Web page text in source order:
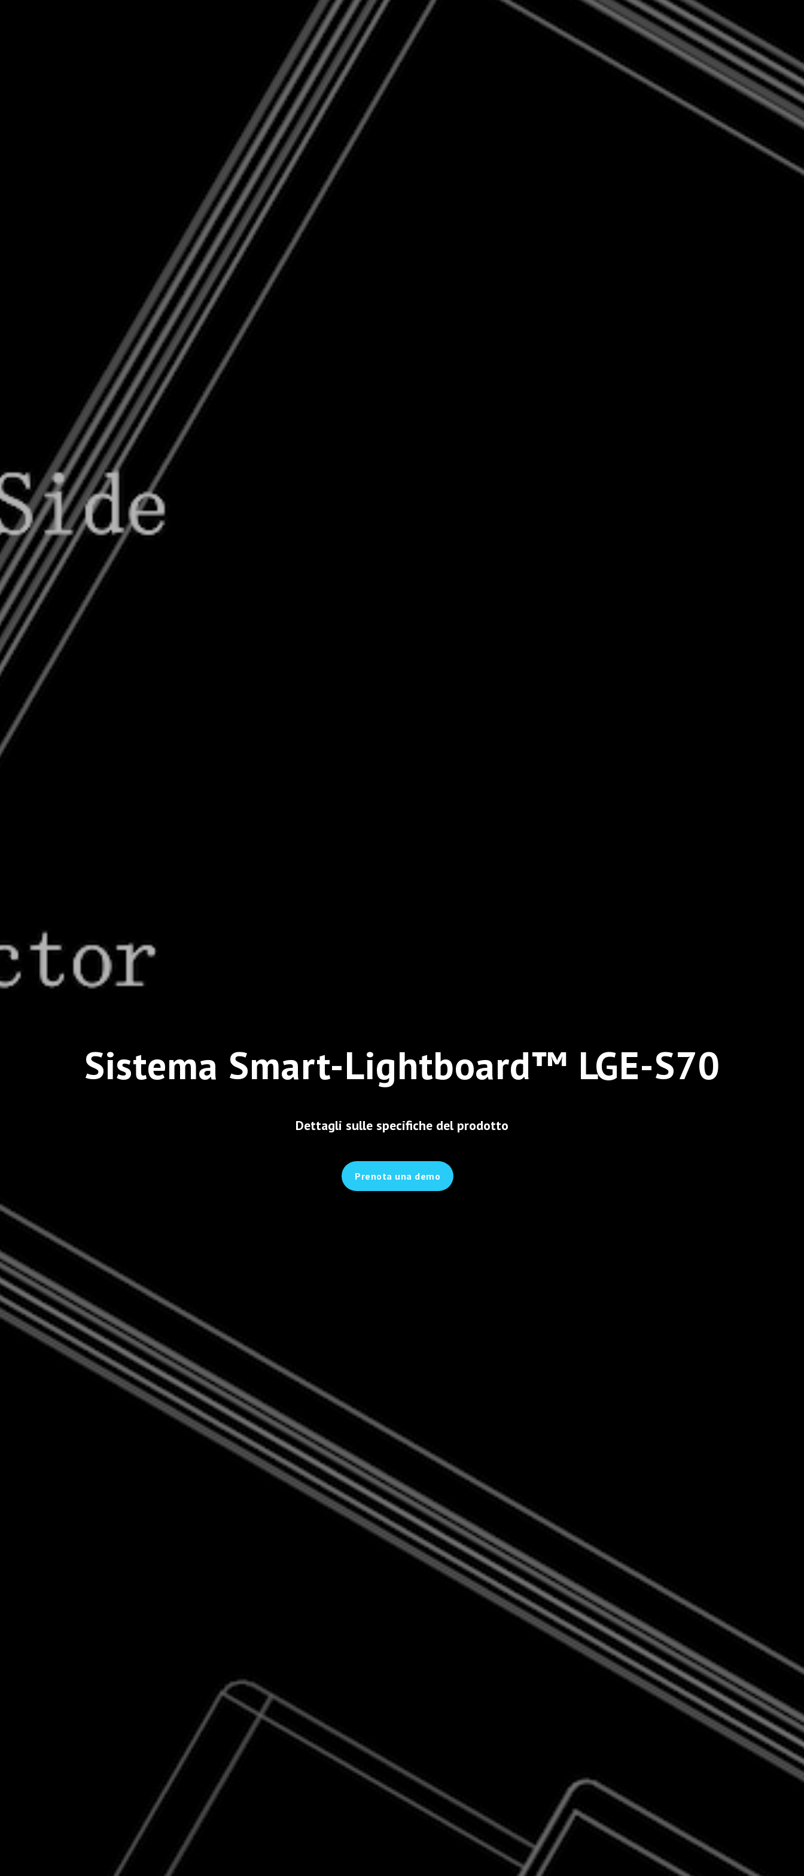
Sistema Smart-Lightboard™ LGE-S70
Dettagli sulle specifiche del prodotto
Prenota una demo